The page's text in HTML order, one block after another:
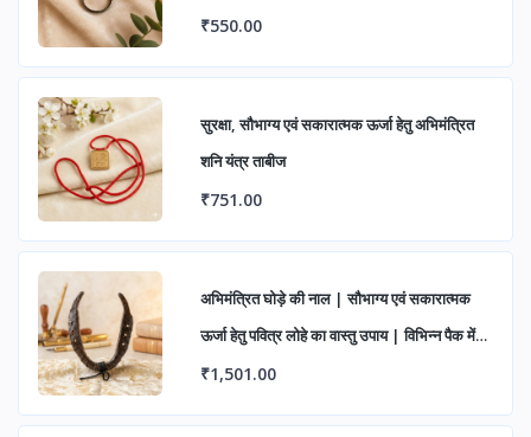
निवारण एवं शुभ लाभ के लिए आध्यात्मिक रिंग
₹550.00
सुरक्षा, सौभाग्य एवं सकारात्मक ऊर्जा हेतु अभिमंत्रित
शनि यंत्र ताबीज
₹751.00
अभिमंत्रित घोड़े की नाल | सौभाग्य एवं सकारात्मक
ऊर्जा हेतु पवित्र लोहे का वास्तु उपाय | विभिन्न पैक में
उपलब्ध
₹1,501.00